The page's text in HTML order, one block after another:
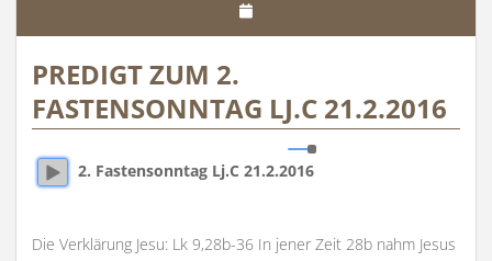
PREDIGT ZUM 2.
FASTENSONNTAG LJ.C 21.2.2016
2. Fastensonntag Lj.C 21.2.2016
Die Verklärung Jesu: Lk 9,28b-36 In jener Zeit 28b nahm Jesus